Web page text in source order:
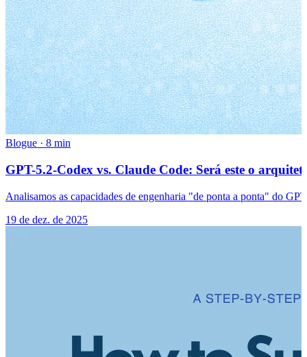
Blogue · 8 min
GPT-5.2-Codex vs. Claude Code: Será este o
Analisamos as capacidades de engenharia "de ponta a ponta" do
19 de dez. de 2025